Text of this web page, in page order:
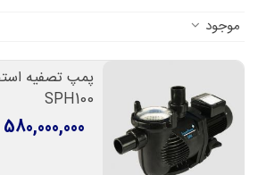
موجود
پمپ تصفیه
SPH100
580,000,000 ریال